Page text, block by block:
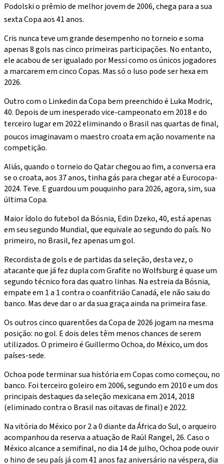
Podolski o prêmio de melhor jovem de 2006, chega para a sua
sexta Copa aos 41 anos.
Cris nunca teve um grande desempenho no torneio e soma
apenas 8 gols nas cinco primeiras participações. No entanto,
ele acabou de ser igualado por Messi como os únicos jogadores
a marcarem em cinco Copas. Mas só o luso pode ser hexa em
2026.
Outro com o Linkedin da Copa bem preenchido é Luka Modric,
40. Depois de um inesperado vice-campeonato em 2018 e do
terceiro lugar em 2022 eliminando o Brasil nas quartas de final,
poucos imaginavam o maestro croata em ação novamente na
competição.
Aliás, quando o torneio do Qatar chegou ao fim, a conversa era
se o croata, aos 37 anos, tinha gás para chegar até a Eurocopa-
2024. Teve. E guardou um pouquinho para 2026, agora, sim, sua
última Copa.
Maior ídolo do futebol da Bósnia, Edin Dzeko, 40, está apenas
em seu segundo Mundial, que equivale ao segundo do país. No
primeiro, no Brasil, fez apenas um gol.
Recordista de gols e de partidas da seleção, desta vez, o
atacante que já fez dupla com Grafite no Wolfsburg é quase um
segundo técnico fora das quatro linhas. Na estreia da Bósnia,
empate em 1 a 1 contra o coanfitrião Canadá, ele não saiu do
banco. Mas deve dar o ar da sua graça ainda na primeira fase.
Os outros cinco quarentões da Copa de 2026 jogam na mesma
posição: no gol. E dois deles têm menos chances de serem
utilizados. O primeiro é Guillermo Ochoa, do México, um dos
países-sede.
Ochoa pode terminar sua história em Copas como começou, no
banco. Foi terceiro goleiro em 2006, segundo em 2010 e um dos
principais destaques da seleção mexicana em 2014, 2018
(eliminado contra o Brasil nas oitavas de final) e 2022.
Na vitória do México por 2 a 0 diante da África do Sul, o arqueiro
acompanhou da reserva a atuação de Raúl Rangel, 26. Caso o
México alcance a semifinal, no dia 14 de julho, Ochoa pode ouvir
o hino de seu país já com 41 anos faz aniversário na véspera, dia